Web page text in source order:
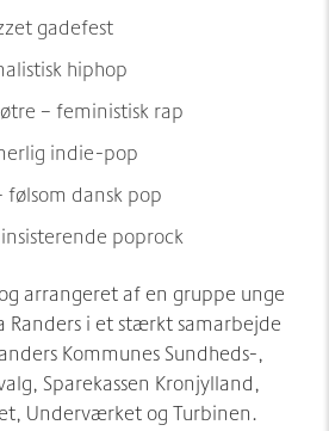
gadefest
hiphop
– feministisk rap
indie-pop
følsom dansk pop
poprock
arrangeret af en gruppe unge
Randers i et stærkt samarbejde
Kommunes Sundheds-,
Sparekassen Kronjylland,
Underværket og Turbinen.